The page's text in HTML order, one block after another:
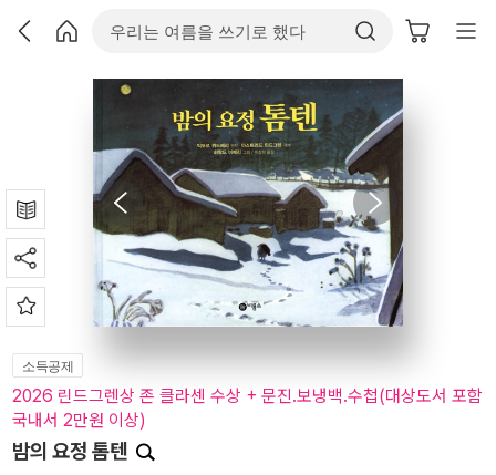
소득공제
2026 린드그렌상 존 클라센 수상 + 문진.보냉백.수첩(대상도서 포함
국내서 2만원 이상)
밤의 요정 톰텐